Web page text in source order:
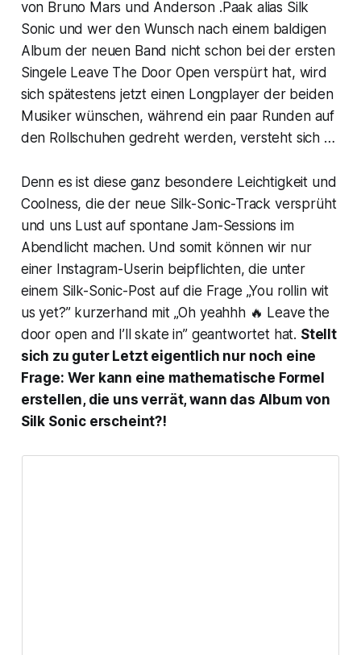
von Bruno Mars und Anderson .Paak alias Silk
Sonic und wer den Wunsch nach einem baldigen
Album der neuen Band nicht schon bei der ersten
Singele Leave The Door Open verspürt hat, wird
sich spätestens jetzt einen Longplayer der beiden
Musiker wünschen, während ein paar Runden auf
den Rollschuhen gedreht werden, versteht sich …
Denn es ist diese ganz besondere Leichtigkeit und
Coolness, die der neue Silk-Sonic-Track versprüht
und uns Lust auf spontane Jam-Sessions im
Abendlicht machen. Und somit können wir nur
einer Instagram-Userin beipflichten, die unter
einem Silk-Sonic-Post auf die Frage „You rollin wit
us yet?” kurzerhand mit „Oh yeahhh 🔥 Leave the
door open and I’ll skate in” geantwortet hat. Stellt
sich zu guter Letzt eigentlich nur noch eine
Frage: Wer kann eine mathematische Formel
erstellen, die uns verrät, wann das Album von
Silk Sonic erscheint?!